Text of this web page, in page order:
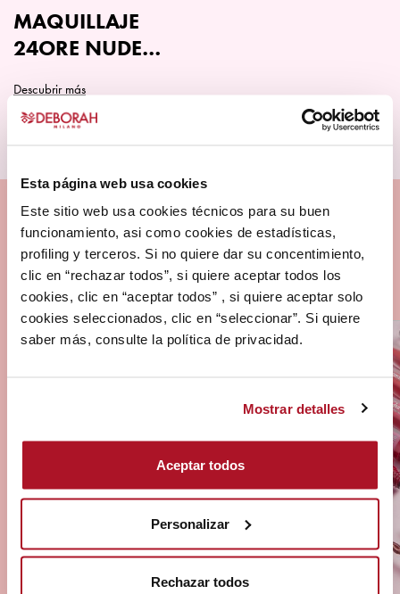
Esta página web usa cookies
Este sitio web usa cookies técnicos para su buen
funcionamiento, asi como cookies de estadísticas,
profiling y terceros. Si no quiere dar su concentimiento,
clic en “rechazar todos”, si quiere aceptar todos los
cookies, clic en “aceptar todos” , si quiere aceptar solo
cookies seleccionados, clic en “seleccionar”. Si quiere
saber más, consulte la política de privacidad.
Mostrar detalles
Aceptar todos
Personalizar
Rechazar todos
producto
MAQUILLAJE
24ORE NUDE
Descubrir más
Este
producto
variantes.
Las
opciones
se
pueden
elegir
en
la